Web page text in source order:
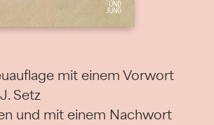
mit einem Vorwort
Setz
und mit einem Nachwort